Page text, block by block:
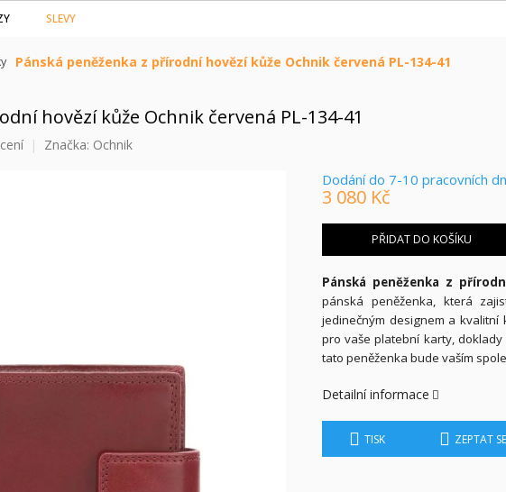
SLEVY
Pánská peněženka z přírodní hovězí kůže Ochnik červená PL-134-41
hovězí kůže Ochnik červená PL-134-41
Značka: Ochnik
3 080 Kč
cena:
Dodání do 7-10 pracovních
PŘIDAT DO KOŠÍKU
Pánská peněženka z
pánská peněženka, která
jedinečným designem a
pro vaše platební karty,
tato peněženka bude vaším
Detailní informace
TISK ZEPTAT SE